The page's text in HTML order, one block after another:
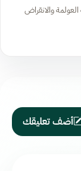
والانقراض
أضف تعليقك